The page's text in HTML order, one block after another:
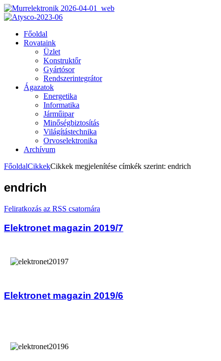
Főoldal
Rovataink
Üzlet
Konstruktőr
Gyártósor
Rendszerintegrátor
Ágazatok
Energetika
Informatika
Járműipar
Minőségbiztosítás
Világítástechnika
Orvoselektronika
Archívum
FőoldalCikkekCikkek megjelenítése címkék szerint: endrich
endrich
Feliratkozás az RSS csatornára
Elektronet magazin 2019/7
Elektronet magazin 2019/6